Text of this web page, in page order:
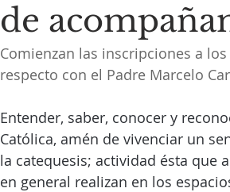
de
Comienzan las inscripciones a
respecto con el Padre Marcelo
Entender, saber, conocer y
Católica, amén de vivenciar un
la catequesis; actividad ésta que
en general realizan en los